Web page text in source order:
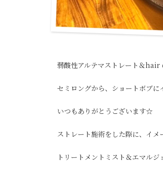
弱酸性アルテマストレート＆
セミロングから、ショートボブに
いつもありがとうございます☆
ストレート施術をした際に、イ
トリートメントミスト＆エマル